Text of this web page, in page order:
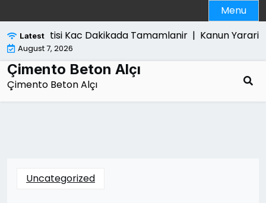
to
content
Menu
Latest
Satisi Kac Dakikada Tamamlanir |Kanun Yararina
August 7, 2026
Çimento Beton Alçı
Çimento Beton Alçı
Uncategorized